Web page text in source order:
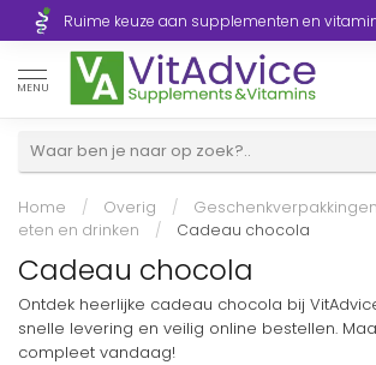
Ruime keuze aan supplementen en
MENU
Home / Overig / Geschenkverpakkingen
eten en drinken
/ Cadeau chocola
Cadeau chocola
Ontdek heerlijke cadeau chocola bij
snelle levering en veilig online bestellen.
compleet vandaag!